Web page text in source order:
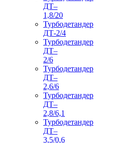
ДТ–
1,8/20
Турбодетандер
ДТ-2/4
Турбодетандер
ДТ–
2/6
Турбодетандер
ДТ–
2,6/6
Турбодетандер
ДТ–
2,8/6,1
Турбодетандер
ДТ–
3,5/0,6